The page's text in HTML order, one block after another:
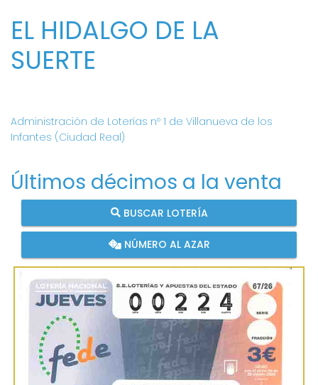
EL HIDALGO DE LA
SUERTE
Administración de Loterías nº 1 de Villanueva de los
Infantes (Ciudad Real)
Últimos décimos a la venta
BUSCAR LOTERÍA
NÚMERO AL AZAR